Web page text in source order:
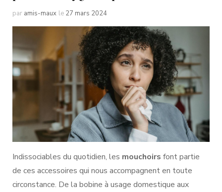
par amis-maux le 27 mars 2024
Indissociables du quotidien, les mouchoirs font partie
de ces accessoires qui nous accompagnent en toute
circonstance. De la bobine à usage domestique aux